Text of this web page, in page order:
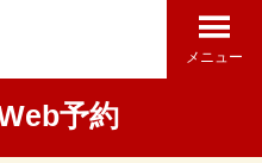
メニュー
予約